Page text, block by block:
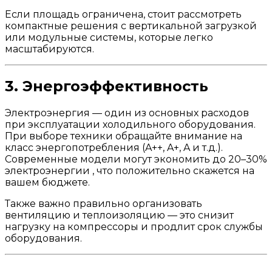
Если площадь ограничена, стоит рассмотреть
компактные решения с вертикальной загрузкой
или модульные системы, которые легко
масштабируются.
3. Энергоэффективность
Электроэнергия — один из основных расходов
при эксплуатации холодильного оборудования.
При выборе техники обращайте внимание на
класс энергопотребления (A++, A+, A и т.д.).
Современные модели могут экономить до 20–30%
электроэнергии , что положительно скажется на
вашем бюджете.
Также важно правильно организовать
вентиляцию и теплоизоляцию — это снизит
нагрузку на компрессоры и продлит срок службы
оборудования.